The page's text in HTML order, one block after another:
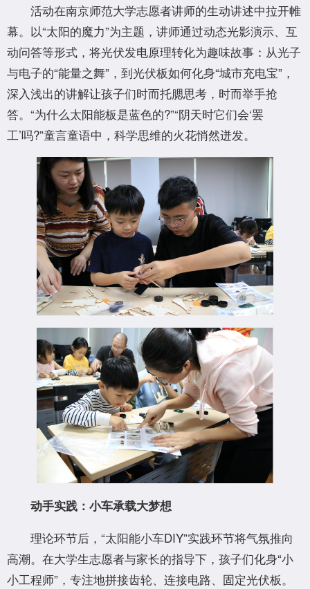
活动在南京师范大学志愿者讲师的生动讲述中拉开帷
幕。以“太阳的魔力”为主题，讲师通过动态光影演示、互
动问答等形式，将光伏发电原理转化为趣味故事：从光子
与电子的“能量之舞”，到光伏板如何化身“城市充电宝”，
深入浅出的讲解让孩子们时而托腮思考，时而举手抢
答。“为什么太阳能板是蓝色的?”“阴天时它们会‘罢
工’吗?”童言童语中，科学思维的火花悄然迸发。
动手实践：小车承载大梦想
理论环节后，“太阳能小车DIY”实践环节将气氛推向
高潮。在大学生志愿者与家长的指导下，孩子们化身“小
小工程师”，专注地拼接齿轮、连接电路、固定光伏板。